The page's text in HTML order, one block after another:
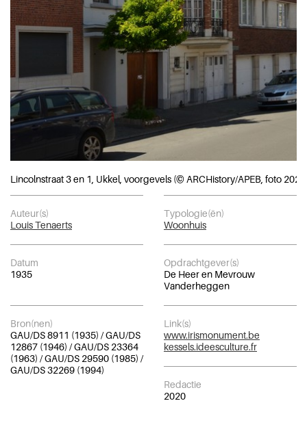
Lincolnstraat 3 en 1, Ukkel, voorgevels (© ARCHistory/APEB, foto
Auteur(s)
Louis Tenaerts
Typologie(ën)
Woonhuis
Datum
1935
Opdrachtgever(s)
De Heer en Mevrouw
Vanderheggen
Bron(nen)
GAU/DS 8911 (1935) / GAU/DS
12867 (1946) / GAU/DS 23364
(1963) / GAU/DS 29590 (1985) /
GAU/DS 32269 (1994)
Link(s)
www.irismonument.be
kessels.ideesculture.fr
Redactie
2020